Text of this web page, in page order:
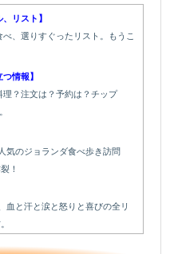
リスト】
、選りすぐったリスト。もうこ
情報】
？注文は？予約は？チップ
気のジョランダ食べ歩き訪問
！
血と汗と涙と怒りと喜びの全リ